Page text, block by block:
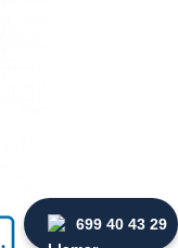
699 40 43 29